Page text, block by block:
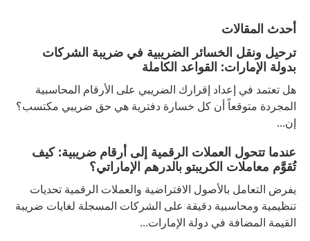
أحدث المقالات
ترحيل ونقل الخسائر الضريبية في ضريبة الشركات
بدولة الإمارات: القواعد الكاملة
هل تعتمد في إعداد إقرارك الضريبي على الأرقام المحاسبية
المجردة متوقعاً أن كل خسارة دفترية هي حق ضريبي مكتسب؟
إن...
عندما تتحول العملات الرقمية إلى أرقام ضريبية: كيف
تُقوَّم معاملات الكريبتو بالدرهم الإماراتي؟
يفرض التعامل بالأصول الافتراضية والعملات الرقمية تحديات
تنظيمية ومحاسبية دقيقة على الشركات المسجلة لغايات ضريبة
القيمة المضافة في دولة الإمارات...